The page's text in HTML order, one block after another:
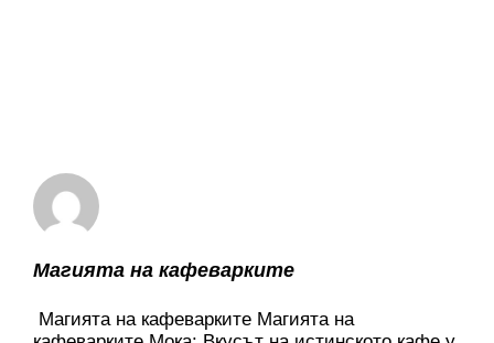
Магията на кафеварките
Магията на кафеварките Магията на